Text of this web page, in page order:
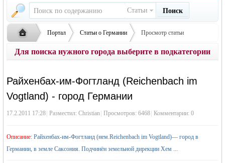
Статьи Поиск
Портал Статьи о Германии
Города Германии по землям (инфо и описание каждого города)
›
Просмотр статьи
Для поиска нужного города выберите в подкатегории
Райхенбах-им-Фогтланд (Reichenbach im
Vogtland) - город Германии
17.2.2011 17:28 Разместил:Christian Просмотров: 6468 Комментарии: 0
Описание: Райхенбах-им-Фогтланд (нем.Reichenbach im Vogtland)— город в
Германии, в земле Саксония. Подчинён земельной дирекции Хем ...